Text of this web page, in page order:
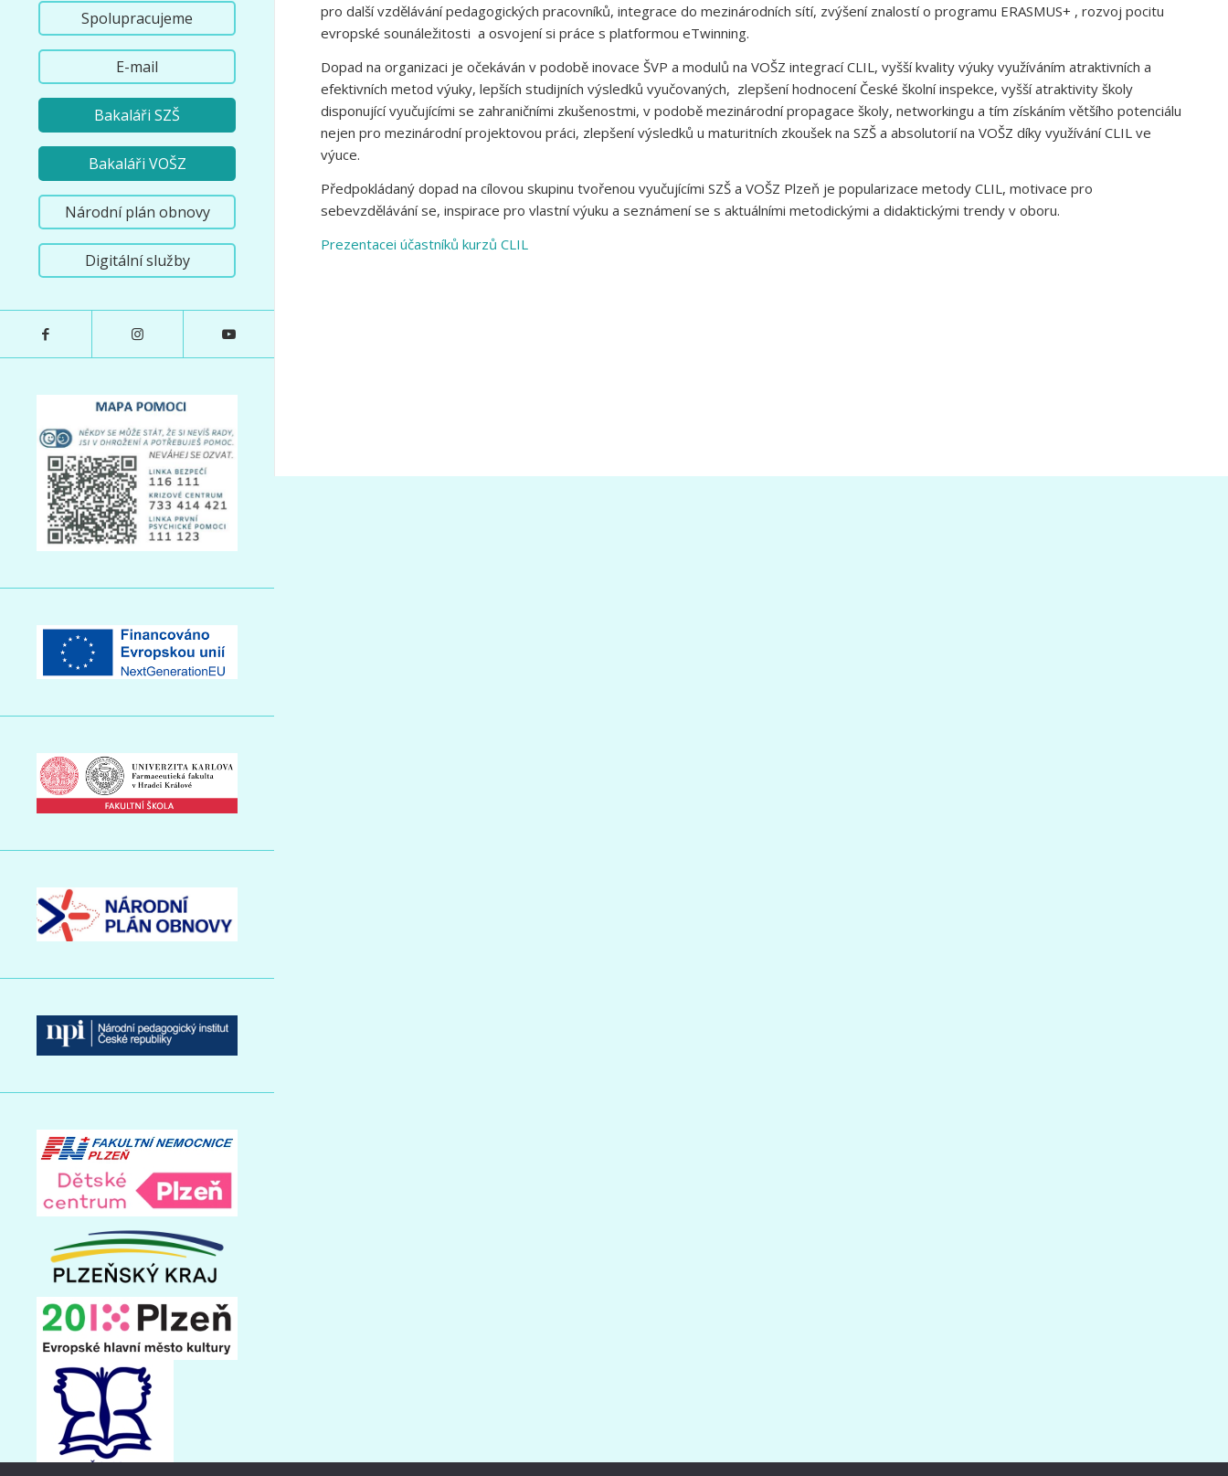
Spolupracujeme
E-mail
Bakaláři SZŠ
Bakaláři VOŠZ
Národní plán obnovy
Digitální služby
pro další vzdělávání pedagogických pracovníků, integrace do mezinárodních sítí, zvýšení znalostí o programu ERASMUS+ , rozvoj pocitu
evropské sounáležitosti a osvojení si práce s platformou eTwinning.
Dopad na organizaci je očekáván v podobě inovace ŠVP a modulů na VOŠZ integrací CLIL, vyšší kvality výuky využíváním atraktivních a
efektivních metod výuky, lepších studijních výsledků vyučovaných, zlepšení hodnocení České školní inspekce, vyšší atraktivity školy
disponující vyučujícími se zahraničními zkušenostmi, v podobě mezinárodní propagace školy, networkingu a tím získáním většího potenciálu
nejen pro mezinárodní projektovou práci, zlepšení výsledků u maturitních zkoušek na SZŠ a absolutorií na VOŠZ díky využívání CLIL ve
výuce.
Předpokládaný dopad na cílovou skupinu tvořenou vyučujícími SZŠ a VOŠZ Plzeň je popularizace metody CLIL, motivace pro
sebevzdělávání se, inspirace pro vlastní výuku a seznámení se s aktuálními metodickými a didaktickými trendy v oboru.
Prezentacei účastníků kurzů CLIL